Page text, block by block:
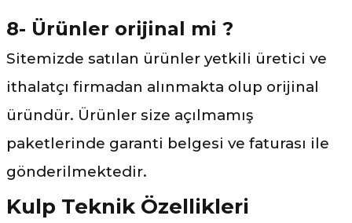
8- Ürünler orijinal mi ?
Sitemizde satılan ürünler yetkili üretici ve
ithalatçı firmadan alınmakta olup orijinal
üründür. Ürünler size açılmamış
paketlerinde garanti belgesi ve faturası ile
gönderilmektedir.
Kulp Teknik Özellikleri